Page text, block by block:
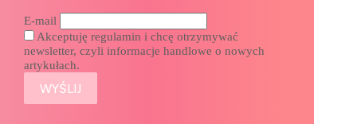
E-mail
Akceptuję regulamin i chcę otrzymywać
newsletter, czyli informacje handlowe o nowych
artykułach.